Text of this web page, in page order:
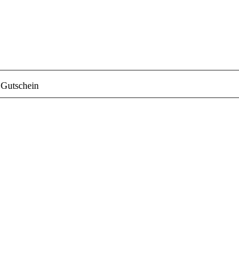
Gutschein